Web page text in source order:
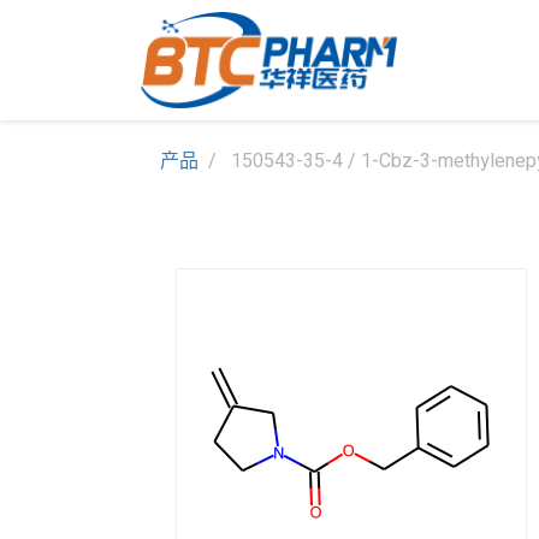
产品 150543-35-4 / 1-Cbz-3-